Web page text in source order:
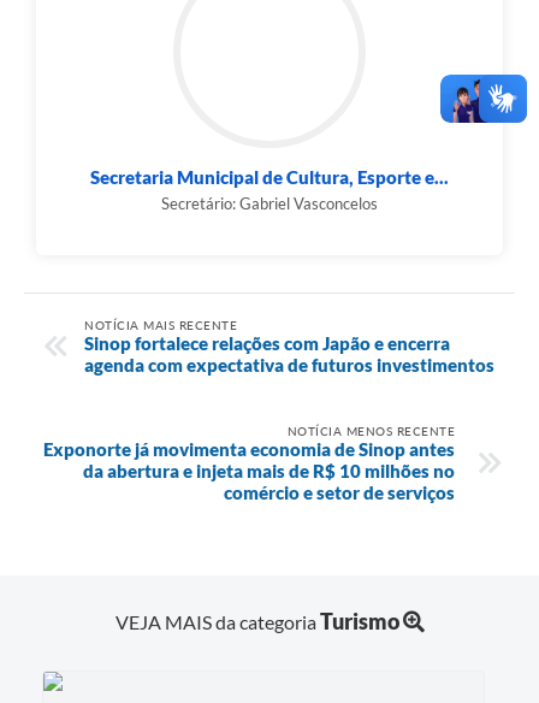
Secretaria Municipal de Cultura, Esporte e...
Secretário: Gabriel Vasconcelos
NOTÍCIA MAIS RECENTE
Sinop fortalece relações com Japão e encerra
agenda com expectativa de futuros investimentos
NOTÍCIA MENOS RECENTE
Exponorte já movimenta economia de Sinop antes
da abertura e injeta mais de R$ 10 milhões no
comércio e setor de serviços
VEJA MAIS da categoriaTurismo